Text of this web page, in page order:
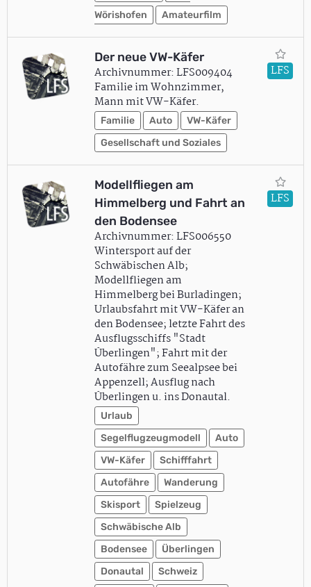
Wörishofen
Amateurfilm
Der neue VW-Käfer
Archivnummer: LFS009404
Familie im Wohnzimmer,
Mann mit VW-Käfer.
Familie Auto
VW-Käfer
Gesellschaft und Soziales
LFS
Modellfliegen am
Himmelberg und Fahrt an
den Bodensee
Archivnummer: LFS006550
Wintersport auf der
Schwäbischen Alb;
Modellfliegen am
Himmelberg bei Burladingen;
Urlaubsfahrt mit VW-Käfer an
den Bodensee; letzte Fahrt des
Ausflugsschiffs "Stadt
Überlingen"; Fahrt mit der
Autofähre zum Seealpsee bei
Appenzell; Ausflug nach
Überlingen u. ins Donautal.
Urlaub
Segelflugzeugmodell
Auto
VW-Käfer
Schifffahrt
Autofähre
Wanderung
Skisport
Spielzeug
Schwäbische Alb
Bodensee
Überlingen
Donautal
Schweiz
LFS